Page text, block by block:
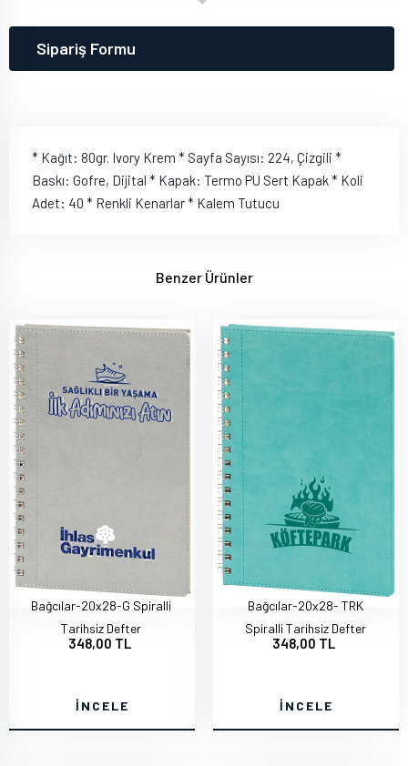
Sipariş Formu
* Kağıt: 80gr. Ivory Krem * Sayfa Sayısı: 224, Çizgili *
Baskı: Gofre, Dijital * Kapak: Termo PU Sert Kapak * Koli
Adet: 40 * Renkli Kenarlar * Kalem Tutucu
Benzer Ürünler
Bağcılar-20x28-G Spiralli
Tarihsiz Defter
348,00 TL
İNCELE
Bağcılar-20x28- TRK
Spiralli Tarihsiz Defter
348,00 TL
İNCELE